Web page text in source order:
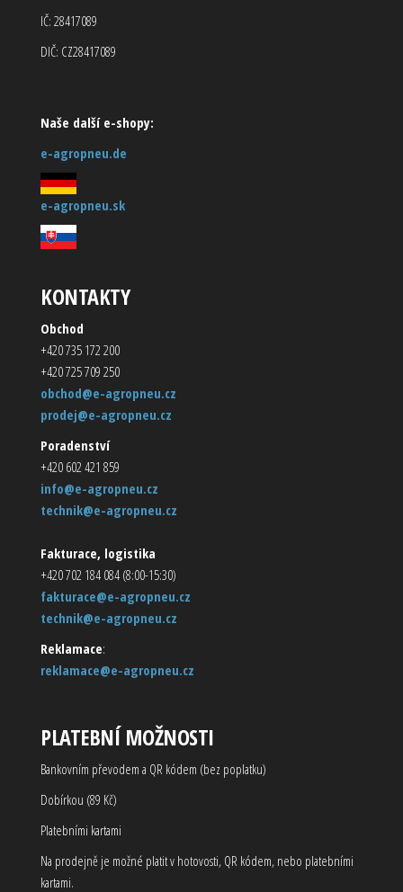
IČ: 28417089
DIČ: CZ28417089
Naše další e-shopy:
e-agropneu.de
e-agropneu.sk
KONTAKTY
Obchod
+420 735 172 200
+420 725 709 250
obchod@e-agropneu.cz
prodej@e-agropneu.cz
Poradenství
+420 602 421 859
info@e-agropneu.cz
technik@e-agropneu.cz
Fakturace, logistika
+420 702 184 084 (8:00-15:30)
fakturace@e-agropneu.cz
technik@e-agropneu.cz
Reklamace:
reklamace@e-agropneu.cz
PLATEBNÍ MOŽNOSTI
Bankovním převodem a QR kódem (bez poplatku)
Dobírkou (89 Kč)
Platebními kartami
Na prodejně je možné platit v hotovosti, QR kódem, nebo platebními
kartami.